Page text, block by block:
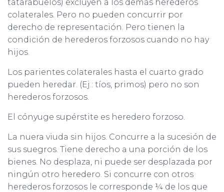
tatarabuelos) excluyen a los demás herederos
colaterales. Pero no pueden concurrir por
derecho de representación. Pero tienen la
condición de herederos forzosos cuando no hay
hijos.
Los parientes colaterales hasta el cuarto grado
pueden heredar. (Ej.: tíos, primos) pero no son
herederos forzosos.
El cónyuge supérstite es heredero forzoso.
La nuera viuda sin hijos. Concurre a la sucesión de
sus suegros. Tiene derecho a una porción de los
bienes. No desplaza, ni puede ser desplazada por
ningún otro heredero. Si concurre con otros
herederos forzosos le corresponde ¼ de los que